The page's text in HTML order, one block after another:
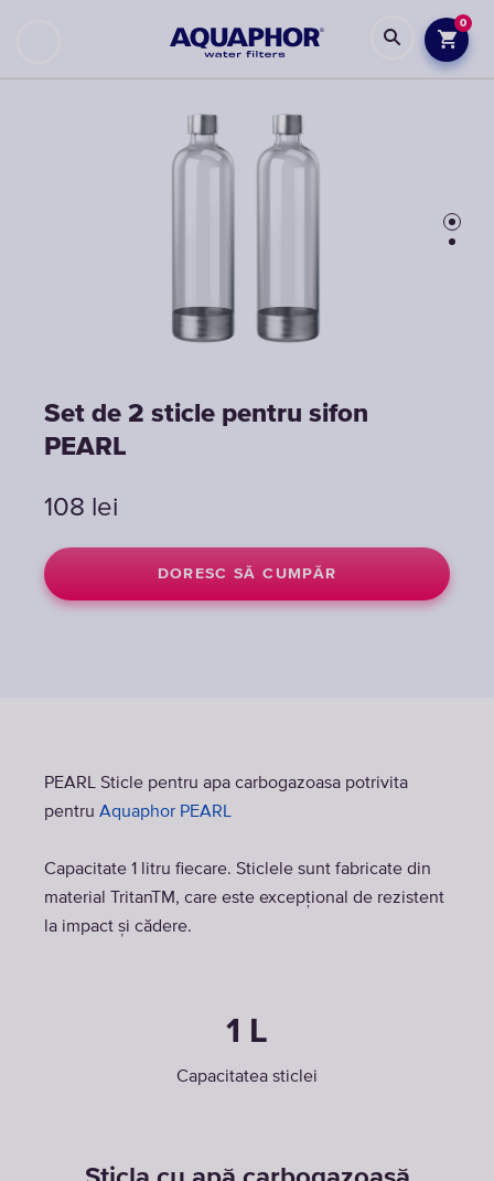
0
Set de 2 sticle pentru sifon
PEARL
108 lei
DORESC SĂ CUMPĂR
Set de 2 sticle pentru sifon
PEARL
108 lei
DORESC SĂ CUMPĂR
PEARL Sticle pentru apa carbogazoasa potrivita
pentru Aquaphor PEARL
Capacitate 1 litru fiecare. Sticlele sunt fabricate din
material TritanTM, care este excepțional de rezistent
la impact și cădere.
1 L
Capacitatea sticlei